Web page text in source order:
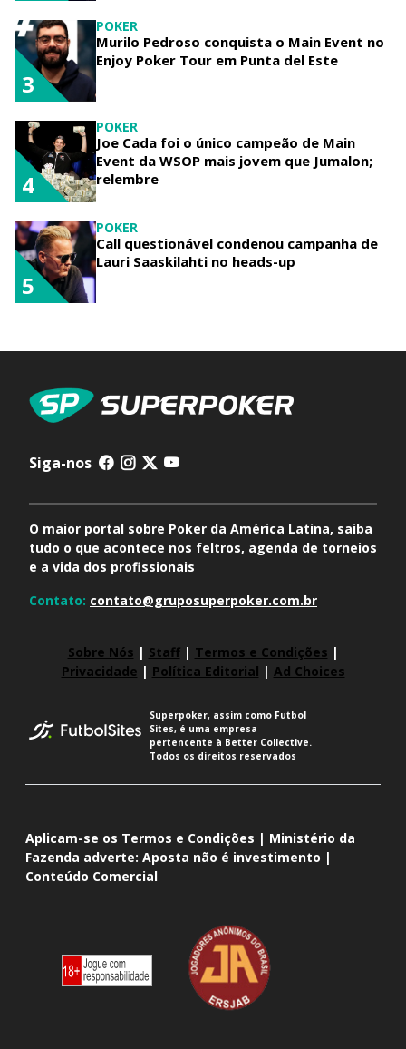
POKER
Murilo Pedroso conquista o Main Event no
Enjoy Poker Tour em Punta del Este
3
POKER
Joe Cada foi o único campeão de Main
Event da WSOP mais jovem que Jumalon;
relembre
4
POKER
Call questionável condenou campanha de
Lauri Saaskilahti no heads-up
5
Siga-nos
O maior portal sobre Poker da América Latina, saiba
tudo o que acontece nos feltros, agenda de torneios
e a vida dos profissionais
Contato: contato@gruposuperpoker.com.br
Sobre Nós | Staff| Termos e Condições |
Privacidade | Política Editorial | Ad Choices
Superpoker, assim como Futbol
Sites, é uma empresa
pertencente à Better Collective.
Todos os direitos reservados
Aplicam-se os Termos e Condições | Ministério da
Fazenda adverte: Aposta não é investimento |
Conteúdo Comercial